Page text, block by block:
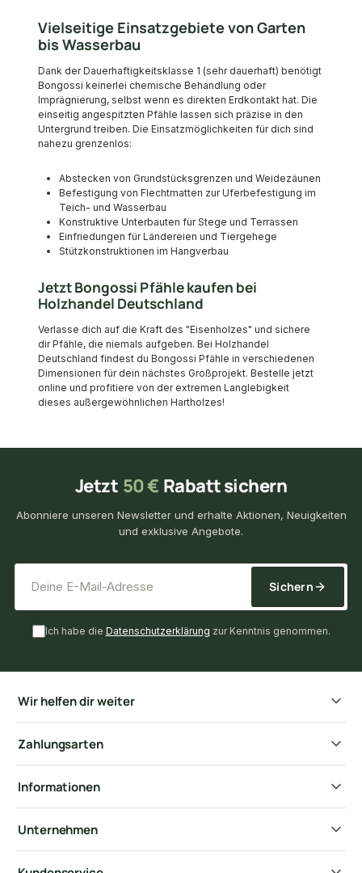
Vielseitige Einsatzgebiete von Garten
bis Wasserbau
Dank der Dauerhaftigkeitsklasse 1 (sehr dauerhaft) benötigt
Bongossi keinerlei chemische Behandlung oder
Imprägnierung, selbst wenn es direkten Erdkontakt hat. Die
einseitig angespitzten Pfähle lassen sich präzise in den
Untergrund treiben. Die Einsatzmöglichkeiten für dich sind
nahezu grenzenlos:
Abstecken von Grundstücksgrenzen und Weidezäunen
Befestigung von Flechtmatten zur Uferbefestigung im
Teich- und Wasserbau
Konstruktive Unterbauten für Stege und Terrassen
Einfriedungen für Ländereien und Tiergehege
Stützkonstruktionen im Hangverbau
Jetzt Bongossi Pfähle kaufen bei
Holzhandel Deutschland
Verlasse dich auf die Kraft des "Eisenholzes" und sichere
dir Pfähle, die niemals aufgeben. Bei Holzhandel
Deutschland findest du Bongossi Pfähle in verschiedenen
Dimensionen für dein nächstes Großprojekt. Bestelle jetzt
online und profitiere von der extremen Langlebigkeit
dieses außergewöhnlichen Hartholzes!
Jetzt 50 € Rabatt sichern
Abonniere unseren Newsletter und erhalte Aktionen, Neuigkeiten
und exklusive Angebote.
Sichern
Ich habe die Datenschutzerklärung zur Kenntnis genommen.
Wir helfen dir weiter
Zahlungsarten
Informationen
Unternehmen